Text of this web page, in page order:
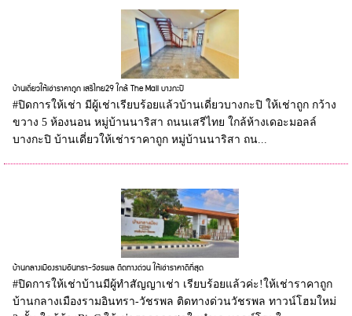
บ้านเดี่ยวให้เช่าราคาถูก เสรีไทย29 ใกล้ The Mall บางกะปิ
#ปิดการให้เช่า มีผู้เช่าเรียบร้อยแล้วบ้านเดี่ยวบางกะปิ ให้เช่าถูก กว้าง
ขวาง 5 ห้องนอน หมู่บ้านนาริสา ถนนเสรีไทย ใกล้ห้างเดอะมอลล์
บางกะปิ บ้านเดี่ยวให้เช่าราคาถูก หมู่บ้านนาริสา ถน...
บ้านกลางเมืองรามอินทรา-วัชรพล ติดทางด่วน ให้เช่าราคาดีที่สุด
#ปิดการให้เช่าบ้านมีผู้ทำสัญญาเช่า เรียบร้อยแล้วค่ะ!ให้เช่าราคาถูก
บ้านกลางเมืองรามอินทรา-วัชรพล ติดทางด่วนวัชรพล ทาวน์โฮมใหม่